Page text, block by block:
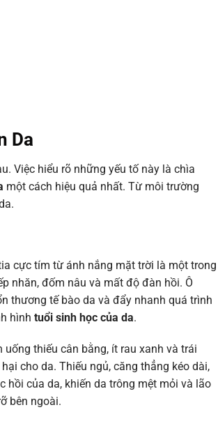
Da
Việc hiểu rõ những yếu tố này là chìa
một cách hiệu quả nhất. Từ môi trường
cực tím từ ánh nắng mặt trời là một trong
nhăn, đốm nâu và mất độ đàn hồi. Ô
thương tế bào da và đẩy nhanh quá trình
hình tuổi sinh học của da.
uống thiếu cân bằng, ít rau xanh và trái
cho da. Thiếu ngủ, căng thẳng kéo dài,
hồi của da, khiến da trông mệt mỏi và lão
bên ngoài.